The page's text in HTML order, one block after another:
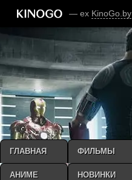
— ex KinoGo.by
ГЛАВНАЯ ФИЛЬМЫ
АНИМЕ НОВИНКИ